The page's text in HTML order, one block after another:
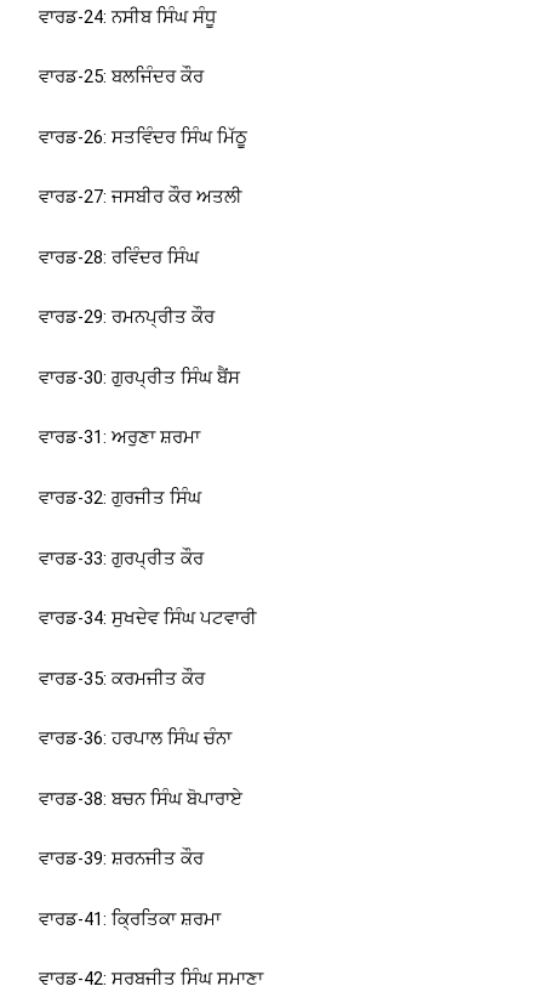
ਵਾਰਡ-24: ਨਸੀਬ ਸਿੰਘ ਸੰਧੂ
ਵਾਰਡ-25: ਬਲਜਿੰਦਰ ਕੌਰ
ਵਾਰਡ-26: ਸਤਵਿੰਦਰ ਸਿੰਘ ਮਿੱਠੂ
ਵਾਰਡ-27: ਜਸਬੀਰ ਕੌਰ ਅਤਲੀ
ਵਾਰਡ-28: ਰਵਿੰਦਰ ਸਿੰਘ
ਵਾਰਡ-29: ਰਮਨਪ੍ਰੀਤ ਕੌਰ
ਵਾਰਡ-30: ਗੁਰਪ੍ਰੀਤ ਸਿੰਘ ਬੈਂਸ
ਵਾਰਡ-31: ਅਰੁਣਾ ਸ਼ਰਮਾ
ਵਾਰਡ-32: ਗੁਰਜੀਤ ਸਿੰਘ
ਵਾਰਡ-33: ਗੁਰਪ੍ਰੀਤ ਕੌਰ
ਵਾਰਡ-34: ਸੁਖਦੇਵ ਸਿੰਘ ਪਟਵਾਰੀ
ਵਾਰਡ-35: ਕਰਮਜੀਤ ਕੌਰ
ਵਾਰਡ-36: ਹਰਪਾਲ ਸਿੰਘ ਚੰਨਾ
ਵਾਰਡ-38: ਬਚਨ ਸਿੰਘ ਬੋਪਾਰਾਏ
ਵਾਰਡ-39: ਸ਼ਰਨਜੀਤ ਕੌਰ
ਵਾਰਡ-41: ਕ੍ਰਿਤਿਕਾ ਸ਼ਰਮਾ
ਵਾਰਡ-42: ਸਰਬਜੀਤ ਸਿੰਘ ਸਮਾਣਾ